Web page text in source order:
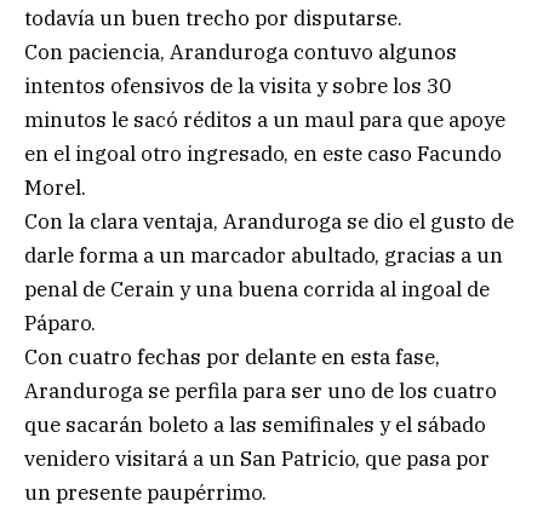
todavía un buen trecho por disputarse.
Con paciencia, Aranduroga contuvo algunos
intentos ofensivos de la visita y sobre los 30
minutos le sacó réditos a un maul para que apoye
en el ingoal otro ingresado, en este caso Facundo
Morel.
Con la clara ventaja, Aranduroga se dio el gusto de
darle forma a un marcador abultado, gracias a un
penal de Cerain y una buena corrida al ingoal de
Páparo.
Con cuatro fechas por delante en esta fase,
Aranduroga se perfila para ser uno de los cuatro
que sacarán boleto a las semifinales y el sábado
venidero visitará a un San Patricio, que pasa por
un presente paupérrimo.